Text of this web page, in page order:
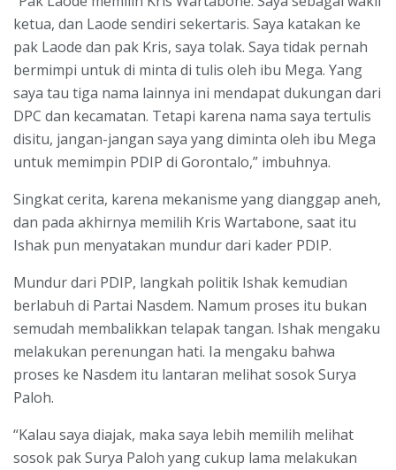
ketua, dan Laode sendiri sekertaris. Saya katakan ke
pak Laode dan pak Kris, saya tolak. Saya tidak pernah
bermimpi untuk di minta di tulis oleh ibu Mega. Yang
saya tau tiga nama lainnya ini mendapat dukungan dari
DPC dan kecamatan. Tetapi karena nama saya tertulis
disitu, jangan-jangan saya yang diminta oleh ibu Mega
untuk memimpin PDIP di Gorontalo,” imbuhnya.
Singkat cerita, karena mekanisme yang dianggap aneh,
dan pada akhirnya memilih Kris Wartabone, saat itu
Ishak pun menyatakan mundur dari kader PDIP.
Mundur dari PDIP, langkah politik Ishak kemudian
berlabuh di Partai Nasdem. Namum proses itu bukan
semudah membalikkan telapak tangan. Ishak mengaku
melakukan perenungan hati. Ia mengaku bahwa
proses ke Nasdem itu lantaran melihat sosok Surya
Paloh.
“Kalau saya diajak, maka saya lebih memilih melihat
sosok pak Surya Paloh yang cukup lama melakukan